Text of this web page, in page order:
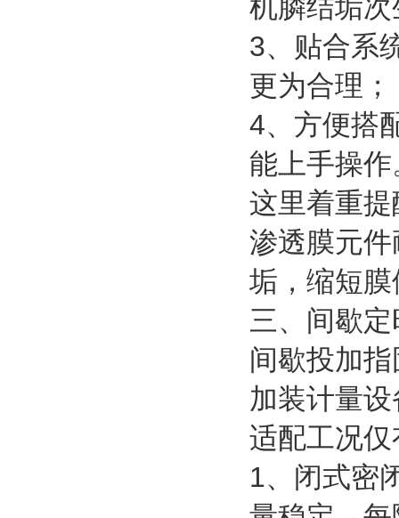
机膦结垢
3、贴合系
更为合理；
4、方便搭
能上手操作
这里着重
渗透膜元
垢，缩短
三、间歇
间歇投加
加装计量
适配工况
1、闭式密